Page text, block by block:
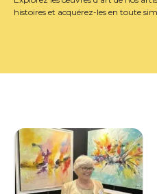
histoires et acquérez-les en toute